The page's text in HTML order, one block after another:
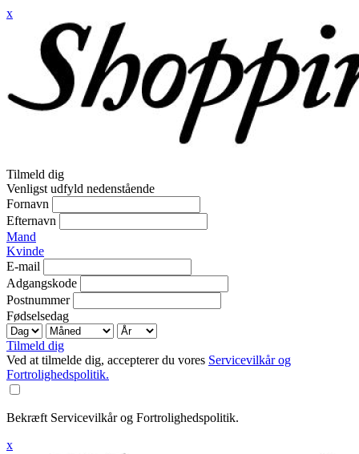
x
Tilmeld dig
Venligst udfyld nedenstående
Fornavn
Efternavn
Mand
Kvinde
E-mail
Adgangskode
Postnummer
Fødselsedag
Tilmeld dig
Ved at tilmelde dig, accepterer du vores Servicevilkår og
Fortrolighedspolitik.
Bekræft Servicevilkår og Fortrolighedspolitik.
x